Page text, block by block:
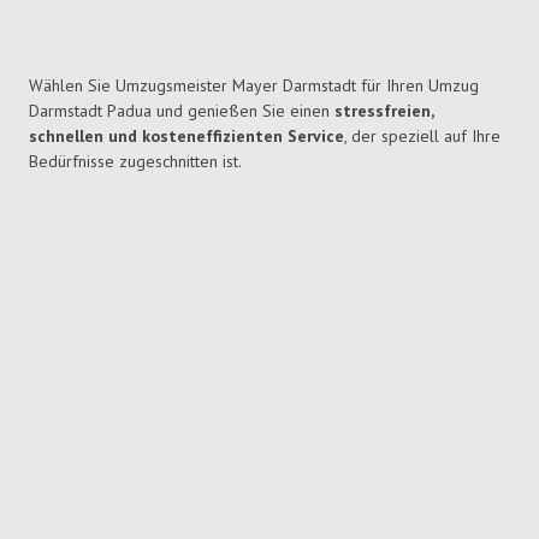
Wählen Sie Umzugsmeister Mayer Darmstadt für Ihren Umzug
Darmstadt Padua und genießen Sie einen stressfreien,
schnellen und kosteneffizienten Service, der speziell auf Ihre
Bedürfnisse zugeschnitten ist.